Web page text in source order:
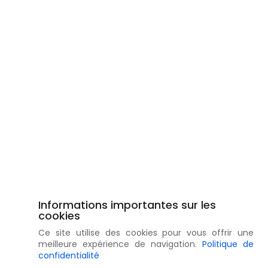
Informations importantes sur les
cookies
Ce site utilise des cookies pour vous offrir une
meilleure expérience de navigation. Politique de
confidentialité